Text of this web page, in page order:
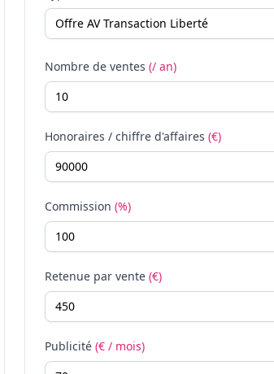
Nombre de ventes (/ an)
Honoraires / chiffre d'affaires (€)
Commission (%)
Retenue par vente (€)
Publicité (€ / mois)